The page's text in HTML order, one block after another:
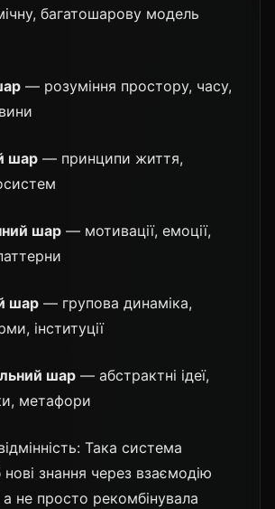
багатошарову модель
— розуміння простору, часу,
шар — принципи життя,
шар — мотивації, емоції,
шар — групова динаміка,
інституції
шар — абстрактні ідеї,
метафори
Така система
нові знання через взаємодію
не просто рекомбінувала